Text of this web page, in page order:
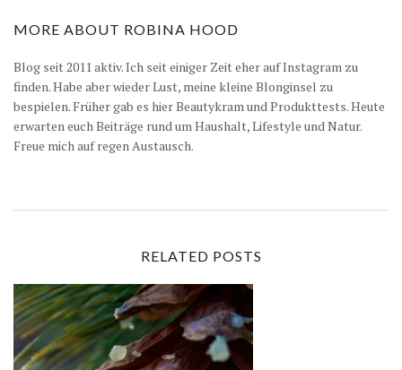
MORE ABOUT ROBINA HOOD
Blog seit 2011 aktiv. Ich seit einiger Zeit eher auf Instagram zu
finden. Habe aber wieder Lust, meine kleine Blonginsel zu
bespielen. Früher gab es hier Beautykram und Produkttests. Heute
erwarten euch Beiträge rund um Haushalt, Lifestyle und Natur.
Freue mich auf regen Austausch.
RELATED POSTS